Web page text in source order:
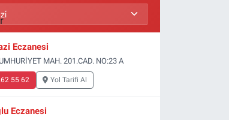
Eczanesi
MAH. 201.CAD. NO:23 A
55 62 Yol Tarifi Al
Eczanesi